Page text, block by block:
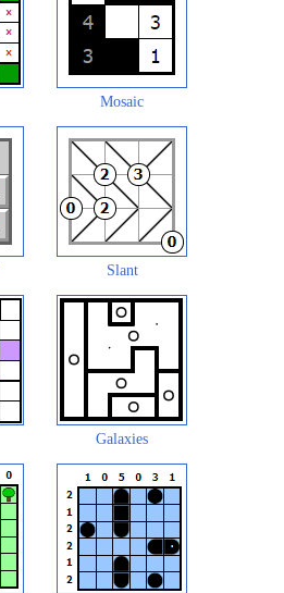
Mosaic
Slant
Galaxies